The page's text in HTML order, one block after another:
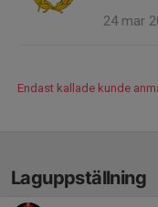
24 mar
Endast kallade kunde
Laguppställning